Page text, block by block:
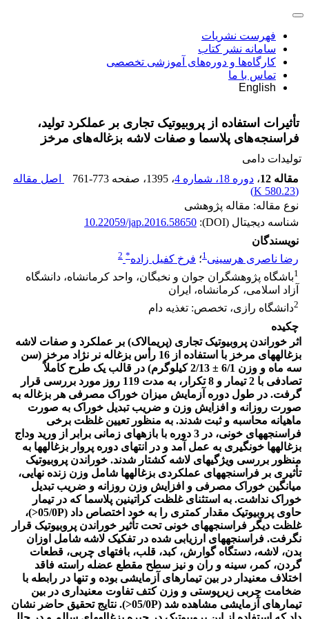
فهرست نشریات
سامانه نشر کتاب
کارگاه‌ها و دوره‌های آموزشی تخصصی
تماس با ما
English
تأثیرات استفاده از پروبیوتیک تجاری بر عملکرد تولید،
فراسنجه‌های پلاسما و صفات لاشه بزغاله‌های مرخز
تولیدات دامی
مقاله 12
، دوره 18، شماره 4 ، 1395 ، صفحه 761-773
اصل مقاله
(
580.23 K
)
نوع مقاله: مقاله پژوهشی
شناسه دیجیتال (DOI):
10.22059/jap.2016.58650
نویسندگان
رضا ناصری هرسینی1؛ فرخ کفیل زاده*
2
1باشگاه پژوهشگران جوان و نخبگان، واحد کرمانشاه، دانشگاه
آزاد اسلامی، کرمانشاه، ایران
2دانشگاه رازی، تخصص: تغذیه دام
چکیده
اثر خوراندن پروبیوتیک تجاری (پری­مالاک) بر عملکرد و صفات لاشه
بزغاله­های مرخز با استفاده از 16 رأس بزغاله نر نژاد مرخز (سن
سه ماه و وزن 6/1 ± 2/13 کیلوگرم) در قالب یک طرح کاملاً
تصادفی با 2 تیمار و 8 تکرار، به مدت 119 روز مورد بررسی قرار
گرفت. در طول دوره آزمایش میزان خوراک مصرفی هر بزغاله به
صورت روزانه و افزایش وزن و ضریب تبدیل خوراک به صورت
ماهیانه محاسبه و ثبت شدند. به منظور تعیین غلظت برخی
فراسنجه­های خونی، در 3 دوره با بازه­های زمانی برابر از ورید وداج
بزغاله­ها خونگیری به عمل آمد و در انتهای دوره پروار بزغاله­ها به
منظور بررسی ویژگی­های لاشه کشتار شدند. خوراندن پروبیوتیک
تأثیری بر فراسنجه­های عملکردی بزغاله­ها شامل وزن زنده نهایی،
میانگین خوراک مصرفی و افزایش وزن روزانه و ضریب تبدیل
خوراک نداشت. به استثنای غلظت کراتینین پلاسما که در تیمار
حاوی پروبیوتیک مقدار کمتری را به خود اختصاص داد (05/0P<)،
غلظت دیگر فراسنجه­های خونی تحت ­تأثیر خوراندن پروبیوتیک قرار
نگرفت. فراسنجه­های ارزیابی شده در تفکیک لاشه شامل اوزان
بدن، لاشه، دستگاه گوارش، کبد، قلب، بافت­های چربی، قطعات
گردن، کمر، سینه و ران و نیز سطح مقطع عضله راسته فاقد
اختلاف معنی­دار در بین تیمارهای آزمایشی بوده و تنها در رابطه با
ضخامت چربی زیرپوستی و وزن کتف تفاوت معنی­داری در بین
تیمارهای آزمایشی مشاهده شد (05/0P<). نتایج تحقیق حاضر نشان